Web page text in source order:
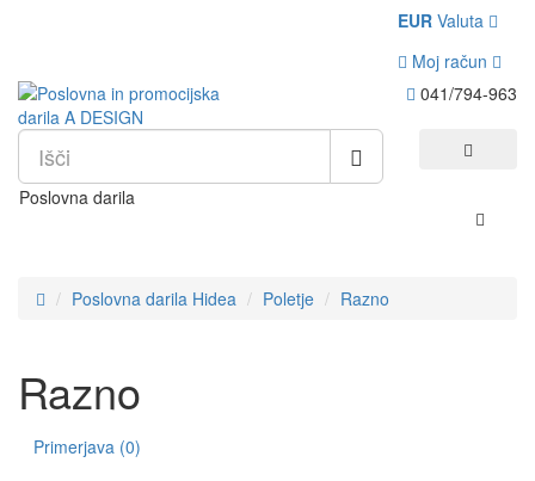
EUR Valuta
Moj račun
041/794-963
Poslovna darila
Poslovna darila Hidea Poletje Razno
Razno
Primerjava (0)